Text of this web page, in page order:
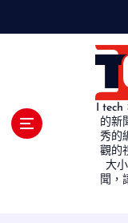
I
的新
秀的
觀的
大
聞，